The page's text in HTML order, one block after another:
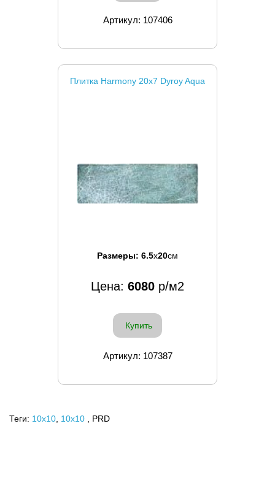
Артикул: 107406
Плитка Harmony 20x7 Dyroy Aqua
Размеры: 6.5x20см
Цена: 6080 р/м2
Купить
Артикул: 107387
Теги: 10x10 10х10 , PRD